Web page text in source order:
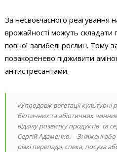
За несвоєчасного реагування
врожайності можуть складати
повної загибелі рослин. Тому
позакоренево підживити
антистресантами.
«Упродовж вегетації
біотичних та абіотичних
відділу розвитку продуктів та
Сергій Адаменко. – Знижені або
різкі перепади, спека, посуха